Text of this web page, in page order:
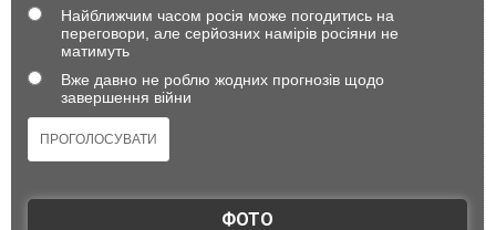
Найближчим часом росія може погодитись на
переговори, але серйозних намірів росіяни не
матимуть
Вже давно не роблю жодних прогнозів щодо
завершення війни
ФОТО